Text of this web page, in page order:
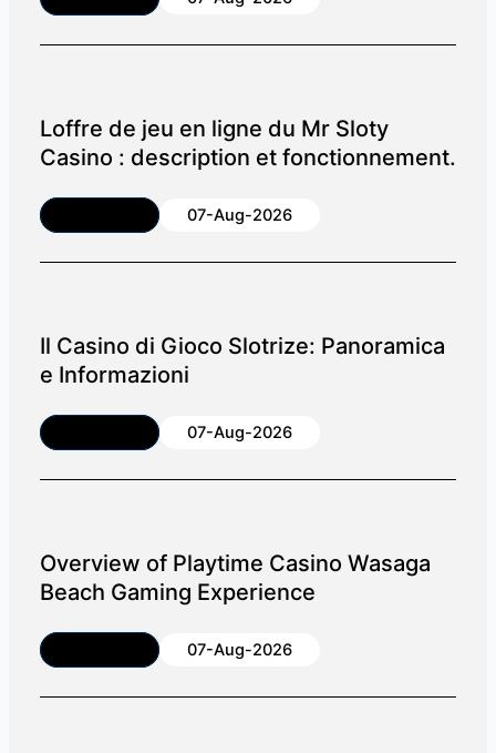
Loffre de jeu en ligne du Mr Sloty
Casino : description et fonctionnement.
07-Aug-2026
Il Casino di Gioco Slotrize: Panoramica
e Informazioni
07-Aug-2026
Overview of Playtime Casino Wasaga
Beach Gaming Experience
07-Aug-2026